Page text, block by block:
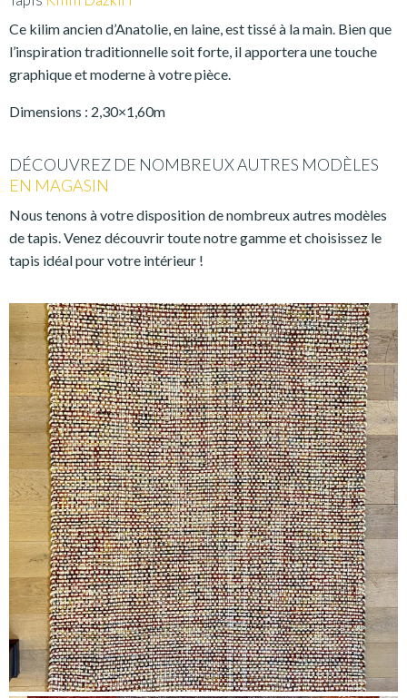
Ce kilim ancien d’Anatolie, en laine, est tissé à la main. Bien que
l’inspiration traditionnelle soit forte, il apportera une touche
graphique et moderne à votre pièce.
Dimensions : 2,30×1,60m
DÉCOUVREZ DE NOMBREUX AUTRES MODÈLES
EN MAGASIN
Nous tenons à votre disposition de nombreux autres modèles
de tapis. Venez découvrir toute notre gamme et choisissez le
tapis idéal pour votre intérieur !